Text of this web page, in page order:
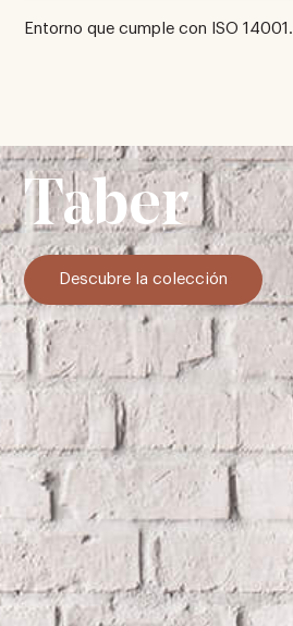
Entorno que cumple con ISO 14001.
Taber
Descubre la colección